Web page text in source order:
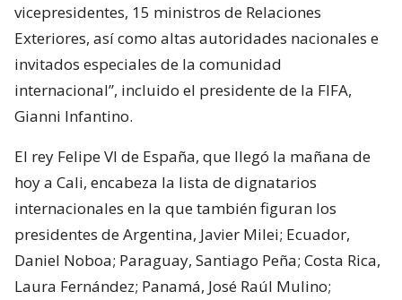
vicepresidentes, 15 ministros de Relaciones
Exteriores, así como altas autoridades nacionales e
invitados especiales de la comunidad
internacional”, incluido el presidente de la FIFA,
Gianni Infantino.
El rey Felipe VI de España, que llegó la mañana de
hoy a Cali, encabeza la lista de dignatarios
internacionales en la que también figuran los
presidentes de Argentina, Javier Milei; Ecuador,
Daniel Noboa; Paraguay, Santiago Peña; Costa Rica,
Laura Fernández; Panamá, José Raúl Mulino;